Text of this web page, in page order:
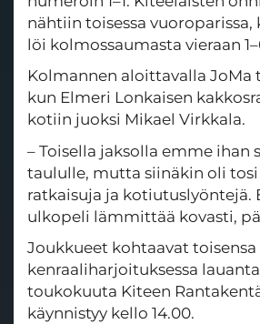
nähtiin toisessa
löi kolmossaumasta vieraan
Kolmannen aloittavalla JoMa
kun Elmeri Lonkaisen
kotiin juoksi Mikael Virkkala.
– Toisella jaksolla emme ihan
taululle, mutta siinäkin oli
ratkaisuja ja kotiutuslyöntejä.
ulkopeli lämmittää kovasti,
Joukkueet kohtaavat toisensa
kenraaliharjoituksessa
toukokuuta Kiteen
käynnistyy kello 14.00.